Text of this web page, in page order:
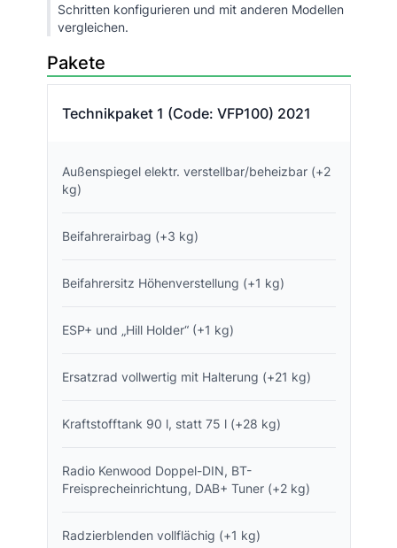
Schritten konfigurieren und mit anderen Modellen
vergleichen.
Pakete
Technikpaket 1 (Code: VFP100) 2021
Außenspiegel elektr. verstellbar/beheizbar (+2
kg)
Beifahrerairbag (+3 kg)
Beifahrersitz Höhenverstellung (+1 kg)
ESP+ und „Hill Holder“ (+1 kg)
Ersatzrad vollwertig mit Halterung (+21 kg)
Kraftstofftank 90 l, statt 75 l (+28 kg)
Radio Kenwood Doppel-DIN, BT-
Freisprecheinrichtung, DAB+ Tuner (+2 kg)
Radzierblenden vollflächig (+1 kg)